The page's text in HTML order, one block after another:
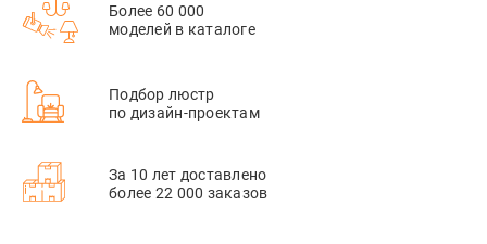
Более 60 000
моделей в каталоге
Подбор люстр
по дизайн-проектам
За 10 лет доставлено
более 22 000 заказов